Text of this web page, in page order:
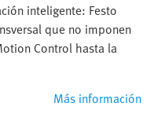
inteligente: Festo
que no imponen
Control hasta la
Más información